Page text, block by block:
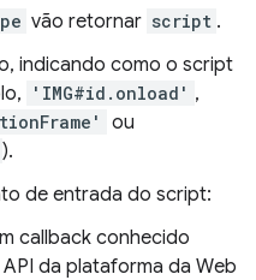
vão retornar script .
indicando como o script
'IMG#id.onload' ,
ou
).
de entrada do script:
callback conhecido
da plataforma da Web